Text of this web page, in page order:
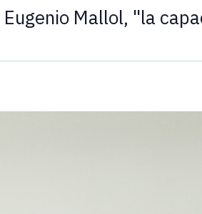
Eugenio Mallol, "la